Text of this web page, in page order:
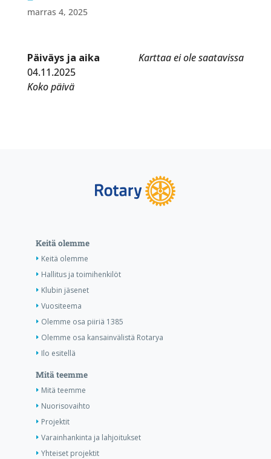
marras 4, 2025
Karttaa ei ole saatavissa
Päiväys ja aika
04.11.2025
Koko päivä
Keitä olemme
Keitä olemme
Hallitus ja toimihenkilöt
Klubin jäsenet
Vuositeema
Olemme osa piiriä 1385
Olemme osa kansainvälistä Rotarya
Ilo esitellä
Mitä teemme
Mitä teemme
Nuorisovaihto
Projektit
Varainhankinta ja lahjoitukset
Yhteiset projektit